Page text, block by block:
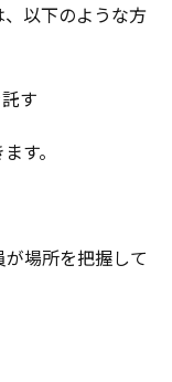
以下のような方
す
す。
場所を把握して